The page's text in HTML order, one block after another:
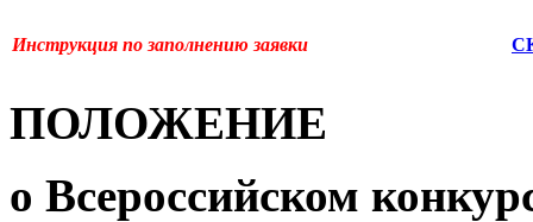
Инструкция по заполнению заявки
ПОЛОЖЕНИЕ
о Всероссийском